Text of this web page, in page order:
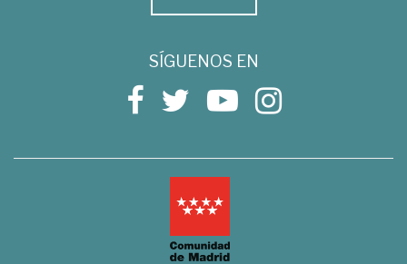
SÍGUENOS EN